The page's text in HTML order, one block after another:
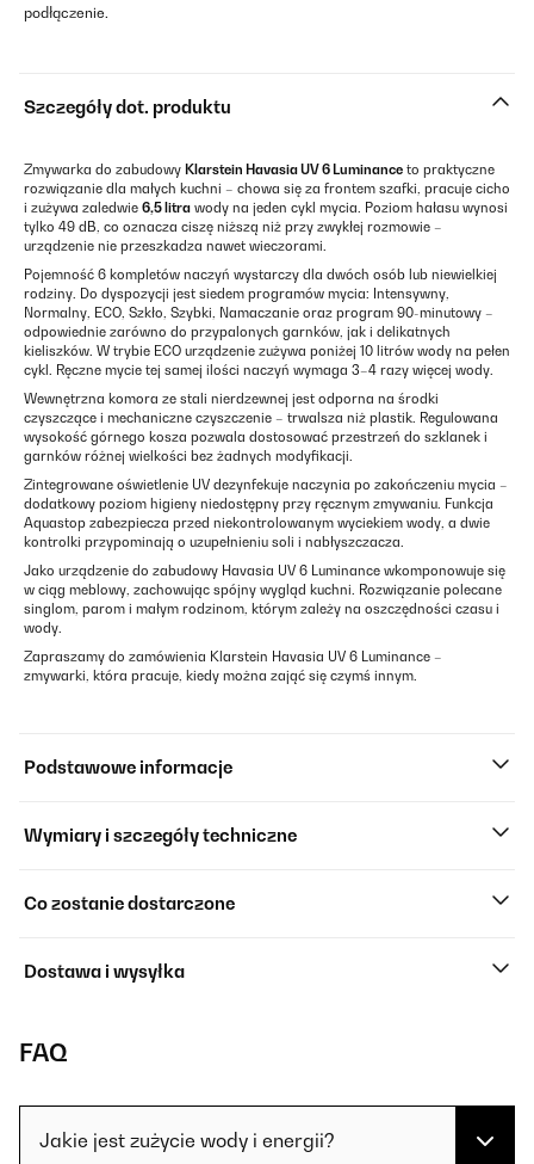
podłączenie.
Szczegóły dot. produktu
Zmywarka do zabudowy Klarstein Havasia UV 6 Luminance to praktyczne
rozwiązanie dla małych kuchni – chowa się za frontem szafki, pracuje cicho
i zużywa zaledwie 6,5 litra wody na jeden cykl mycia. Poziom hałasu wynosi
tylko 49 dB, co oznacza ciszę niższą niż przy zwykłej rozmowie –
urządzenie nie przeszkadza nawet wieczorami.
Pojemność 6 kompletów naczyń wystarczy dla dwóch osób lub niewielkiej
rodziny. Do dyspozycji jest siedem programów mycia: Intensywny,
Normalny, ECO, Szkło, Szybki, Namaczanie oraz program 90-minutowy –
odpowiednie zarówno do przypalonych garnków, jak i delikatnych
kieliszków. W trybie ECO urządzenie zużywa poniżej 10 litrów wody na pełen
cykl. Ręczne mycie tej samej ilości naczyń wymaga 3–4 razy więcej wody.
Wewnętrzna komora ze stali nierdzewnej jest odporna na środki
czyszczące i mechaniczne czyszczenie – trwalsza niż plastik. Regulowana
wysokość górnego kosza pozwala dostosować przestrzeń do szklanek i
garnków różnej wielkości bez żadnych modyfikacji.
Zintegrowane oświetlenie UV dezynfekuje naczynia po zakończeniu mycia –
dodatkowy poziom higieny niedostępny przy ręcznym zmywaniu. Funkcja
Aquastop zabezpiecza przed niekontrolowanym wyciekiem wody, a dwie
kontrolki przypominają o uzupełnieniu soli i nabłyszczacza.
Jako urządzenie do zabudowy Havasia UV 6 Luminance wkomponowuje się
w ciąg meblowy, zachowując spójny wygląd kuchni. Rozwiązanie polecane
singlom, parom i małym rodzinom, którym zależy na oszczędności czasu i
wody.
Zapraszamy do zamówienia Klarstein Havasia UV 6 Luminance –
zmywarki, która pracuje, kiedy można zająć się czymś innym.
Podstawowe informacje
Wymiary i szczegóły techniczne
Co zostanie dostarczone
Dostawa i wysyłka
FAQ
Jakie jest zużycie wody i energii?